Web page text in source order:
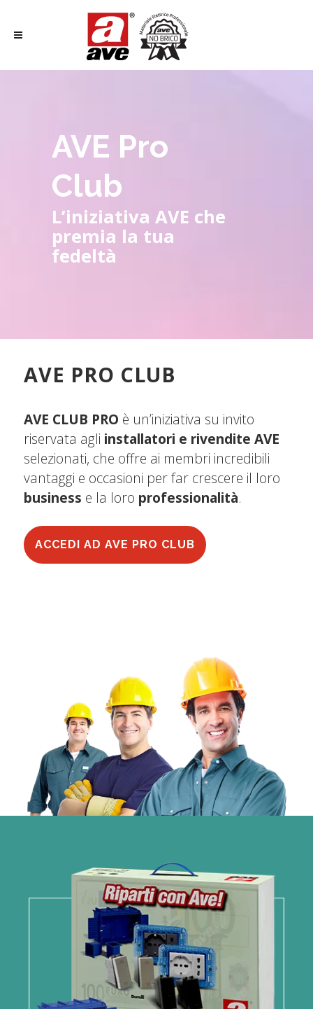
AVE Pro
Club
L’iniziativa AVE che
premia la tua
fedeltà
AVE PRO CLUB
AVE CLUB PRO è un’iniziativa su invito
riservata agli installatori e rivendite AVE
selezionati, che offre ai membri incredibili
vantaggi e occasioni per far crescere il loro
business e la loro professionalità.
ACCEDI AD AVE PRO CLUB